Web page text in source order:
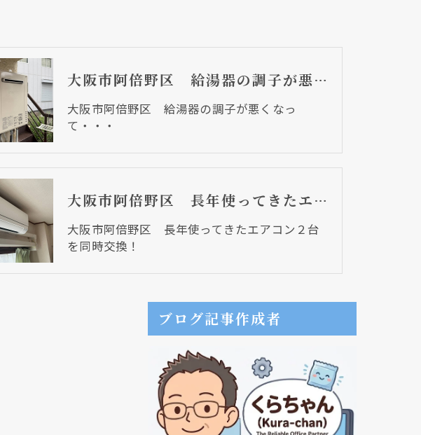
大阪市阿倍野区 給湯器の調子が悪くなって・・・
大阪市阿倍野区 給湯器の調子が悪くなっ
て・・・
大阪市阿倍野区 長年使ってきたエアコン２台を同時交換！
大阪市阿倍野区 長年使ってきたエアコン２台
を同時交換！
ブログ記事作成者